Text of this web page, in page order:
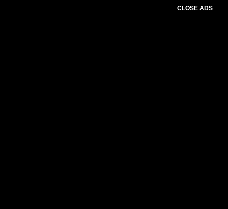
CLOSE ADS